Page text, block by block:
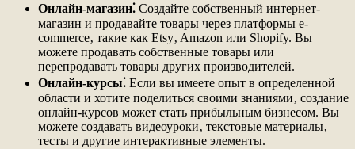
Онлайн-магазин⁚ Создайте собственный интернет-
магазин и продавайте товары через платформы e-
commerce‚ такие как Etsy‚ Amazon или Shopify. Вы
можете продавать собственные товары или
перепродавать товары других производителей.
Онлайн-курсы⁚ Если вы имеете опыт в определенной
области и хотите поделиться своими знаниями‚ создание
онлайн-курсов может стать прибыльным бизнесом. Вы
можете создавать видеоуроки‚ текстовые материалы‚
тесты и другие интерактивные элементы.